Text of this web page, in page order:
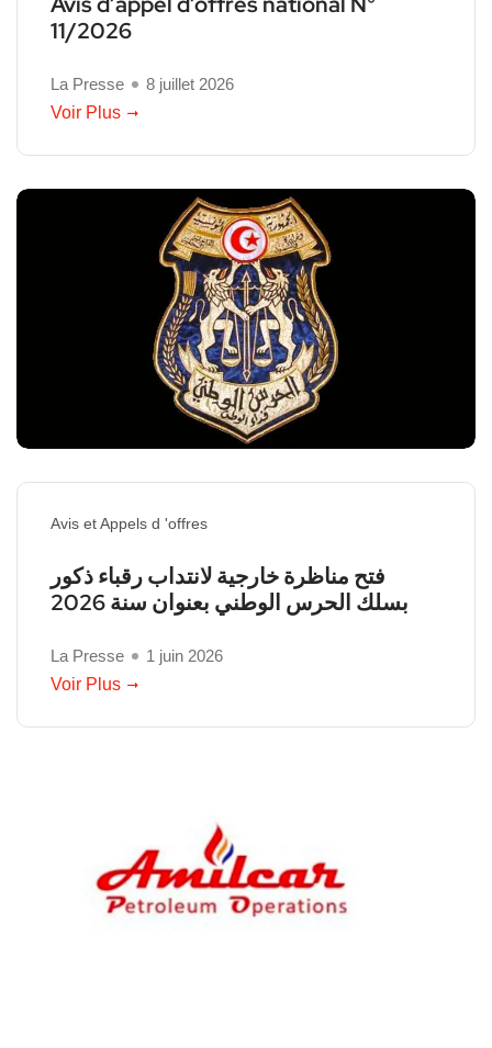
11/2026
La Presse
8 juillet 2026
Voir Plus
Avis et Appels d 'offres
فتح مناظرة خارجية لانتداب رقباء ذكور
بسلك الحرس الوطني بعنوان سنة 2026
La Presse
1 juin 2026
Voir Plus